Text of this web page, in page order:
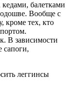
балетками
Вообще с
кроме тех, кто
В зависимости
сапоги,
леггинсы